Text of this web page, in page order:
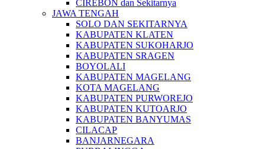
CIREBON dan Sekitarnya
JAWA TENGAH
SOLO DAN SEKITARNYA
KABUPATEN KLATEN
KABUPATEN SUKOHARJO
KABUPATEN SRAGEN
BOYOLALI
KABUPATEN MAGELANG
KOTA MAGELANG
KABUPATEN PURWOREJO
KABUPATEN KUTOARJO
KABUPATEN BANYUMAS
CILACAP
BANJARNEGARA